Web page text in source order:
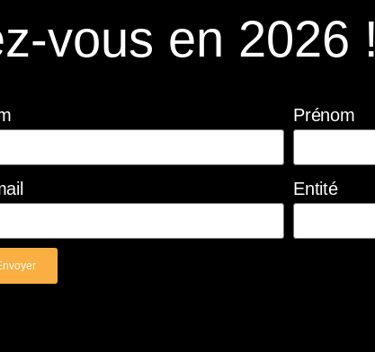
vous en 2026 !
Prénom
Entité